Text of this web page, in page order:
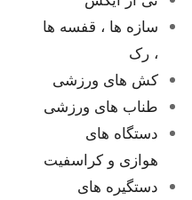
سازه ها ، قفسه ها
، رک
کش های ورزشی
طناب های ورزشی
دستگاه های
هوازی و کراسفیت
دستگیره های